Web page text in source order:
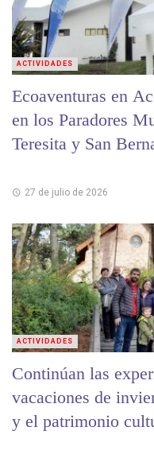
Ecoaventuras en
en los Paradores
Teresita y San
27 de julio de 2026
ACTIVIDADES
Continúan las
vacaciones de
y el patrimonio
ACTIVIDADES